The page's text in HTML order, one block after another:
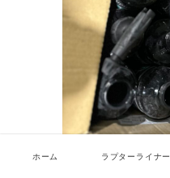
ホーム ラプターライナー